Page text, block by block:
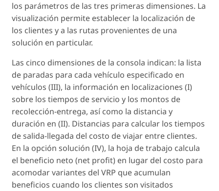
los parámetros de las tres primeras dimensiones. La
visualización permite establecer la localización de
los clientes y a las rutas provenientes de una
solución en particular.
Las cinco dimensiones de la consola indican: la lista
de paradas para cada vehículo especificado en
vehículos (III), la información en localizaciones (I)
sobre los tiempos de servicio y los montos de
recolección-entrega, así como la distancia y
duración en (II). Distancias para calcular los tiempos
de salida-llegada del costo de viajar entre clientes.
En la opción solución (IV), la hoja de trabajo calcula
el beneficio neto (net profit) en lugar del costo para
acomodar variantes del VRP que acumulan
beneficios cuando los clientes son visitados